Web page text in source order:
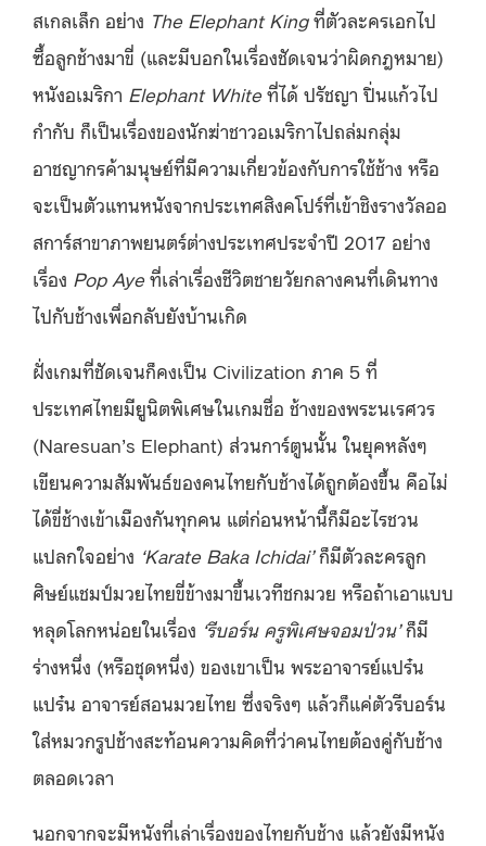
สเกลเล็ก อย่าง The Elephant Kingที่ตัวละครเอกไป
ซื้อลูกช้างมาขี่ (และมีบอกในเรื่องชัดเจนว่าผิดกฎหมาย)
หนังอเมริกา Elephant White ที่ได้ ปรัชญา ปิ่นแก้วไป
กำกับ ก็เป็นเรื่องของนักฆ่าชาวอเมริกาไปถล่มกลุ่ม
อาชญากรค้ามนุษย์ที่มีความเกี่ยวข้องกับการใช้ช้าง หรือ
จะเป็นตัวแทนหนังจากประเทศสิงคโปร์ที่เข้าชิงรางวัลออ
สการ์สาขาภาพยนตร์ต่างประเทศประจำปี 2017 อย่าง
เรื่อง Pop Aye ที่เล่าเรื่องชีวิตชายวัยกลางคนที่เดินทาง
ไปกับช้างเพื่อกลับยังบ้านเกิด
ฝั่งเกมที่ชัดเจนก็คงเป็น Civilization ภาค 5 ที่
ประเทศไทยมียูนิตพิเศษในเกมชื่อ ช้างของพระนเรศวร
(Naresuan’s Elephant) ส่วนการ์ตูนนั้น ในยุคหลังๆ
เขียนความสัมพันธ์ของคนไทยกับช้างได้ถูกต้องขึ้น คือไม่
ได้ขี่ช้างเข้าเมืองกันทุกคน แต่ก่อนหน้านี้ก็มีอะไรชวน
แปลกใจอย่าง ‘Karate Baka Ichidai’ก็มีตัวละครลูก
ศิษย์แชมป์มวยไทยขี่ข้างมาขึ้นเวทีชกมวย หรือถ้าเอาแบบ
หลุดโลกหน่อยในเรื่อง ‘รีบอร์น ครูพิเศษจอมป่วน’ก็มี
ร่างหนึ่ง (หรือชุดหนึ่ง) ของเขาเป็น พระอาจารย์แปร๋น
แปร๋น อาจารย์สอนมวยไทย ซึ่งจริงๆ แล้วก็แค่ตัวรีบอร์น
ใส่หมวกรูปช้างสะท้อนความคิดที่ว่าคนไทยต้องคู่กับช้าง
ตลอดเวลา
นอกจากจะมีหนังที่เล่าเรื่องของไทยกับช้าง แล้วยังมีหนัง